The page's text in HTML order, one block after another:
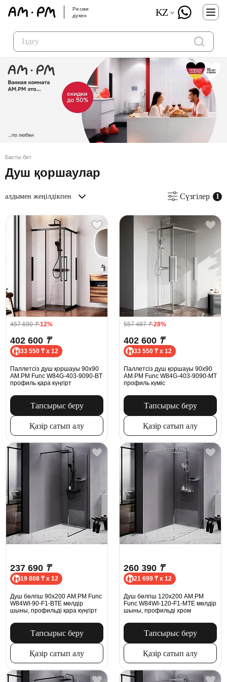
Ресми
дүкен
KZ
Басты бет
Душ қоршаулар
алдымен жеңілдікпен Сүзгілер
457 690₸-12%
402 600 ₸
33 550 ₸ x 12
Паллетсіз душ қоршауы 90x90
AM.PM Func W84G-403-9090-BT
профиль қара күңгірт
Тапсырыс беру
Қазір сатып алу
557 487₸-28%
402 600 ₸
33 550 ₸ x 12
Паллетсіз душ қоршауы 90x90
AM.PM Func W84G-403-9090-MT
профиль күміс
Тапсырыс беру
Қазір сатып алу
237 690 ₸
19 808 ₸ x 12
Душ бөлгіш 90x200 AM.PM Func
W84WI-90-F1-BTE мөлдір
шыны, профильді қара күңгірт
Тапсырыс беру
Қазір сатып алу
260 390 ₸
21 699 ₸ x 12
Душ бөлгіш 120x200 AM.PM
Func W84WI-120-F1-MTE мөлдір
шыны, профильді хром
Тапсырыс беру
Қазір сатып алу